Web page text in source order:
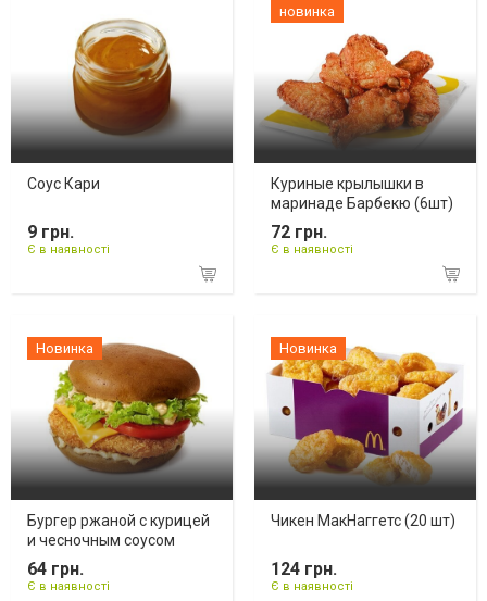
Соус Кари
9 грн.
Є в наявності
новинка
Куриные крылышки в
маринаде Барбекю (6шт)
72 грн.
Є в наявності
Новинка
Бургер ржаной с курицей
и чесночным соусом
64 грн.
Є в наявності
Новинка
Чикен МакНаггетс (20 шт)
124 грн.
Є в наявності